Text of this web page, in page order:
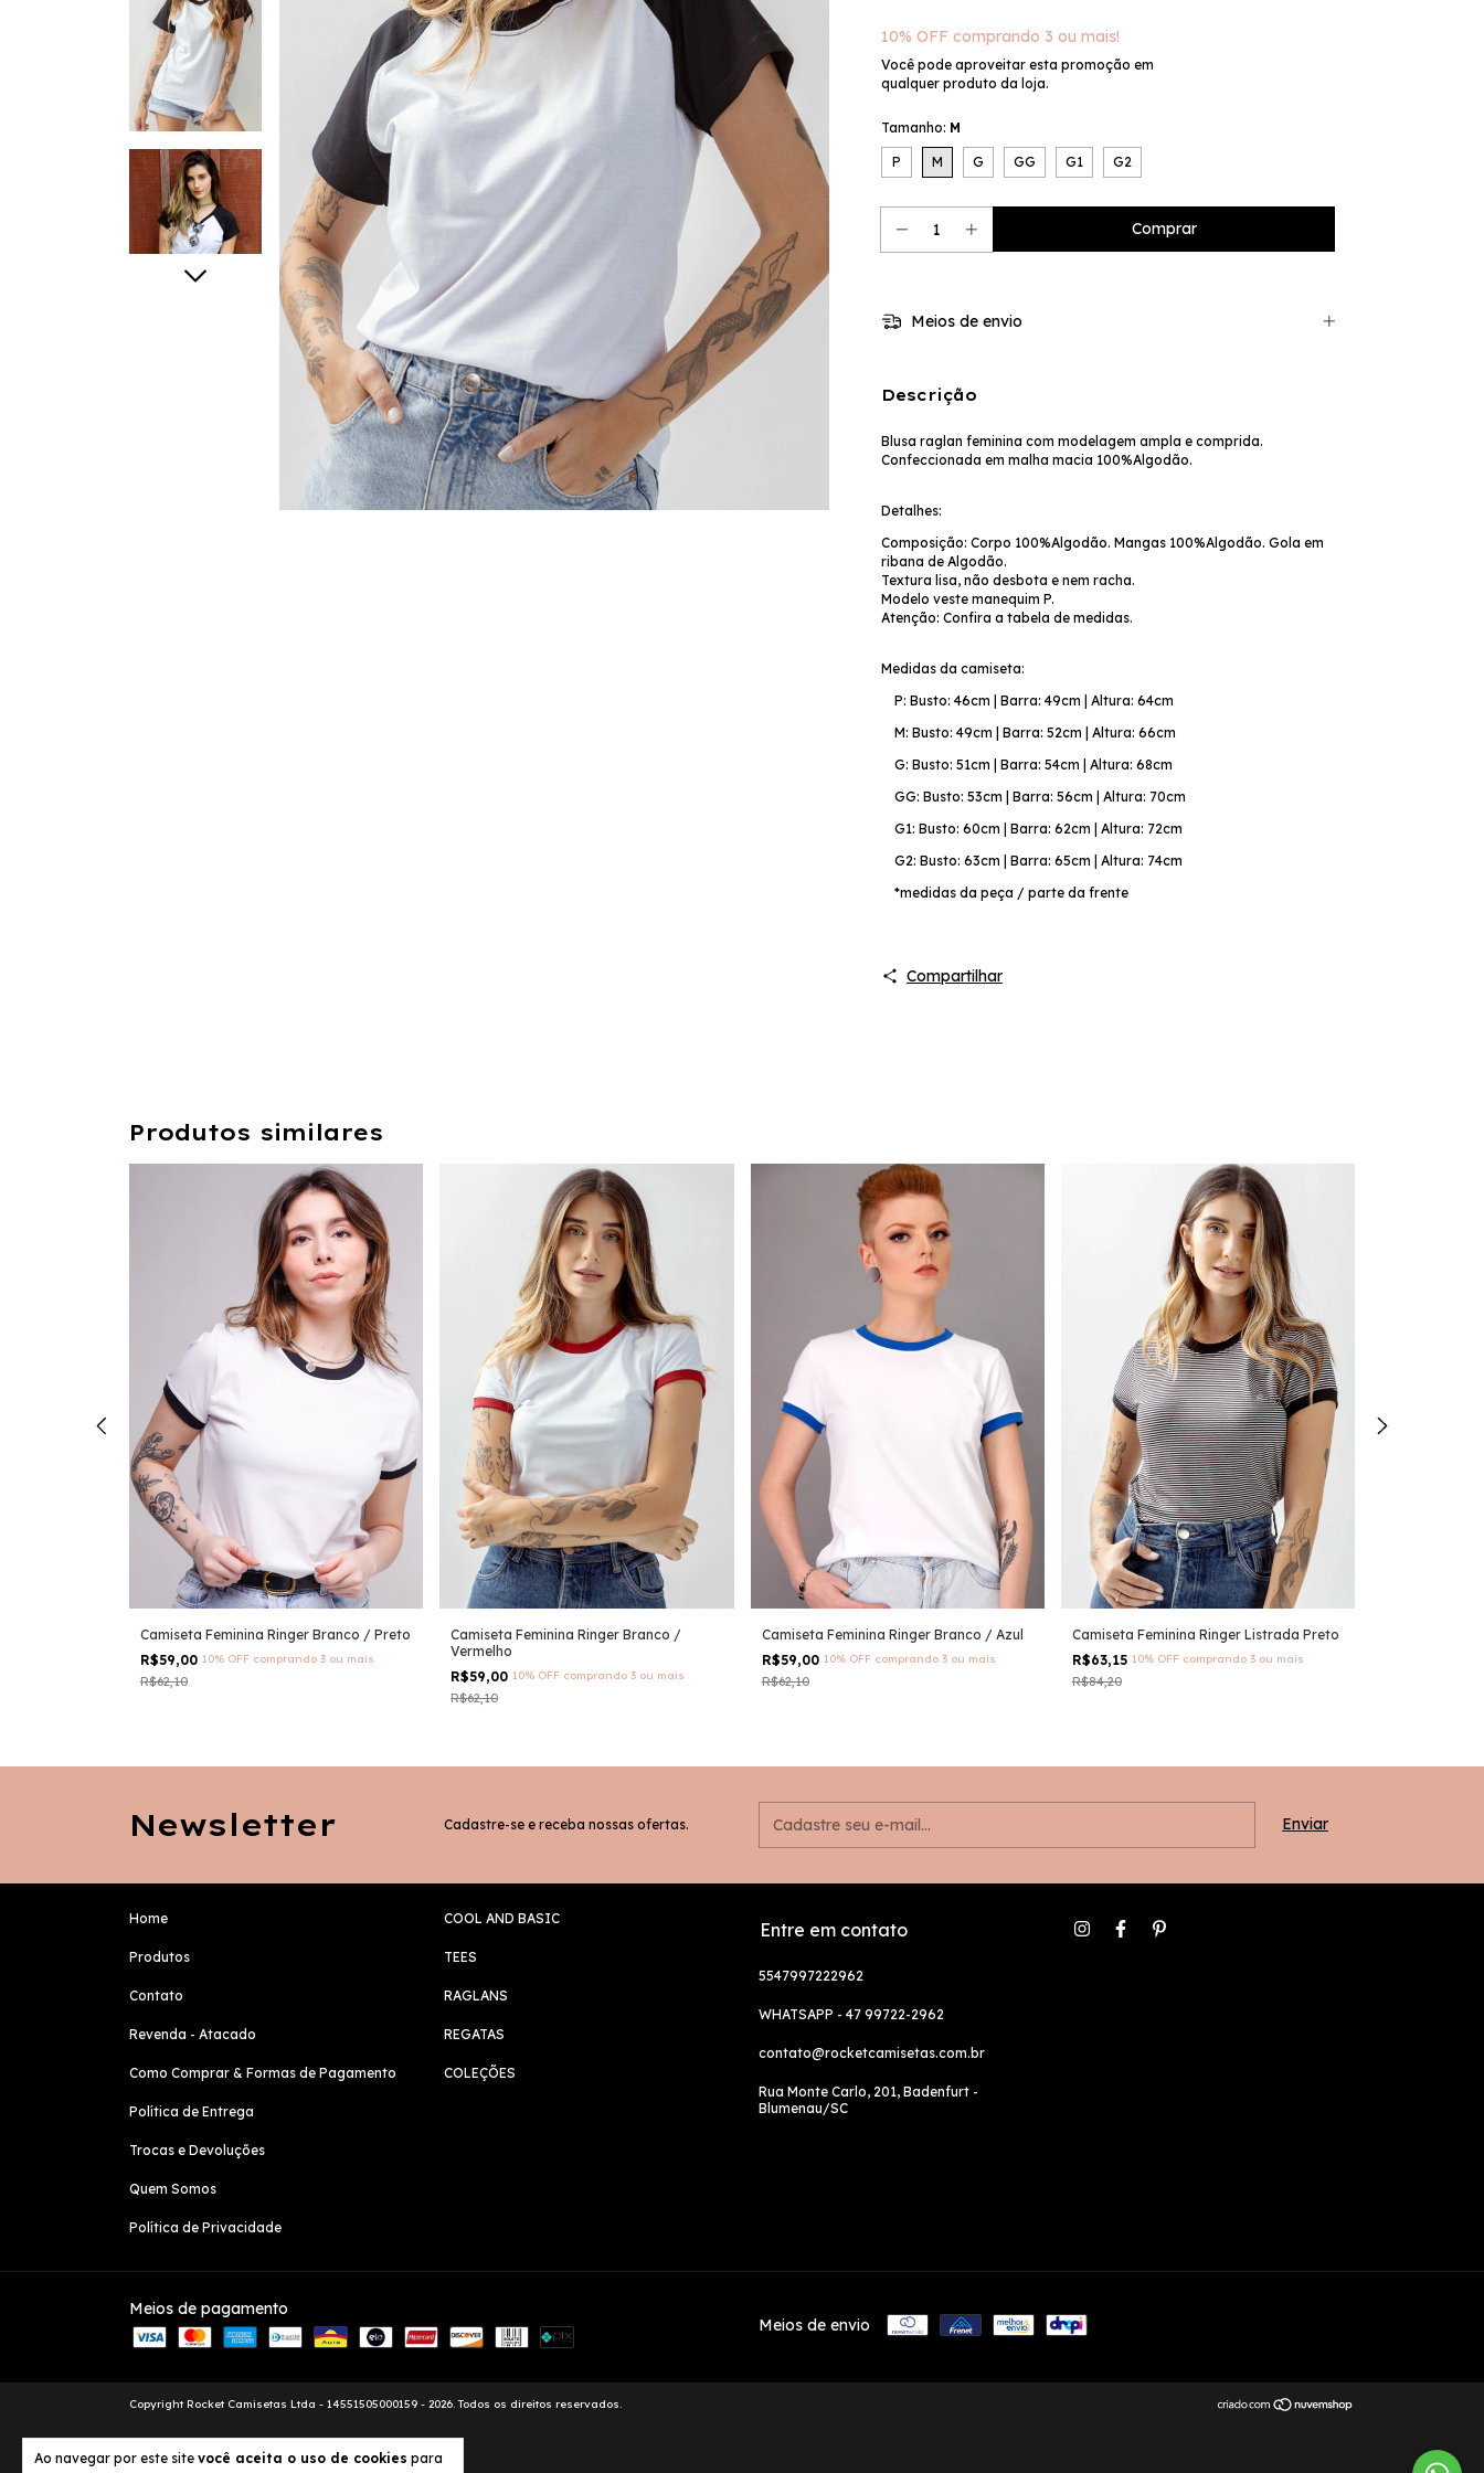
Ao navegar por este site você aceita o uso de cookies para
10% OFF comprando 3 ou mais!
Você pode aproveitar esta promoção em
qualquer produto da loja.
Tamanho: M
P M G GG G1 G2
Meios de envio
Descrição
Blusa raglan feminina com modelagem ampla e comprida.
Confeccionada em malha macia 100%Algodão.
Detalhes:
Composição: Corpo 100%Algodão. Mangas 100%Algodão. Gola em
ribana de Algodão.
Textura lisa, não desbota e nem racha.
Modelo veste manequim P.
Atenção: Confira a tabela de medidas.
Medidas da camiseta:
P: Busto: 46cm | Barra: 49cm | Altura: 64cm
M: Busto: 49cm | Barra: 52cm | Altura: 66cm
G: Busto: 51cm | Barra: 54cm | Altura: 68cm
GG: Busto: 53cm | Barra: 56cm | Altura: 70cm
G1: Busto: 60cm | Barra: 62cm | Altura: 72cm
G2: Busto: 63cm | Barra: 65cm | Altura: 74cm
*medidas da peça / parte da frente
Compartilhar
Produtos similares
Camiseta Feminina Ringer Branco / Preto
R$59,00 10% OFF comprando 3 ou mais
R$62,10
Camiseta Feminina Ringer Branco /
Vermelho
R$59,0010% OFF comprando 3 ou mais
R$62,10
Camiseta Feminina Ringer Branco / Azul
R$59,00 10% OFF comprando 3 ou mais
R$62,10
Camiseta Feminina Ringer Listrada Preto
R$63,15 10% OFF comprando 3 ou mais
R$84,20
Newsletter Cadastre-se e receba nossas ofertas.
Home
Produtos
Contato
Revenda - Atacado
Como Comprar & Formas de Pagamento
Política de Entrega
Trocas e Devoluções
Quem Somos
Política de Privacidade
COOL AND BASIC
TEES
RAGLANS
REGATAS
COLEÇÕES
Entre em contato
5547997222962
WHATSAPP - 47 99722-2962
contato@rocketcamisetas.com.br
Rua Monte Carlo, 201, Badenfurt -
Blumenau/SC
Meios de pagamento
Meios de envio
Copyright Rocket Camisetas Ltda - 14551505000159 - 2026. Todos os direitos reservados.